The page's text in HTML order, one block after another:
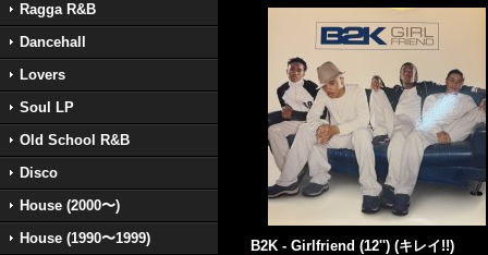
Ragga R&B
Dancehall
Lovers
Soul LP
Old School R&B
Disco
House (2000〜)
House (1990〜1999)
B2K - Girlfriend (12'') (キレイ!!)